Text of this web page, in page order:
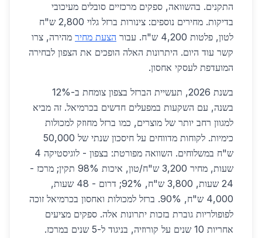
התקנים. בהשוואה, ספקים מרכזיים סובלים מעיכובי
בדיקות. מחירים נוספים: צינורות ברזל גלוי 2,800 ש"ח
לטון, פלטות 4,200 ש"ח. עבור
הצעת מחיר מהירה, צרו
קשר עוד היום. היתרונות האלה הופכים את הצפון לבחירה
המועדפת לעסקי אחסון.
בשנת 2026, תעשיית הברזל בצפון צומחת ב-12%
בשנה, עם השקעות במפעלים חדשים בכרמיאל. זה מביא
למגוון רחב יותר של מוצרים, כמו ברזל מחוזק למכולות
כימיות. לקוחות מדווחים על חיסכון שנתי של 50,000
ש"ח במשלוחים. השוואה מפורטת: בצפון - לוגיסטיקה 4
שעות, מחיר 3,200 ש"ח/טון, איכות 98% תקין; מרכז -
24 שעות, 3,800 ש"ח, 92%; דרום - 48 שעות,
4,000 ש"ח, 90%. ברזל למכולות ואחסון בכרמיאל זוכה
לפופולריות גוברת בזכות יתרונות אלה. ספקים מציעים
אחריות 10 שנים על קורוזיה, בניגוד ל-5 שנים במרכז.